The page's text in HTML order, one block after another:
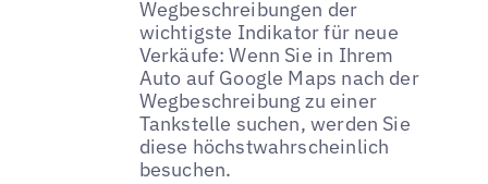
Wegbeschreibungen der
wichtigste Indikator für neue
Verkäufe: Wenn Sie in Ihrem
Auto auf Google Maps nach der
Wegbeschreibung zu einer
Tankstelle suchen, werden Sie
diese höchstwahrscheinlich
besuchen.